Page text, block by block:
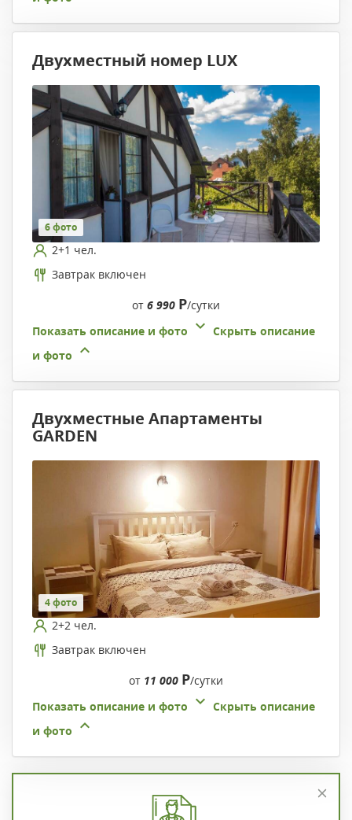
Двухместный номер LUX
6 фото
2+1 чел.
Завтрак включен
от 6 990 Р/сутки
Показать описание и фото
Скрыть описание
и фото
Двухместные Апартаменты
GARDEN
4 фото
2+2 чел.
Завтрак включен
от 11 000 Р/сутки
Показать описание и фото
Скрыть описание
и фото